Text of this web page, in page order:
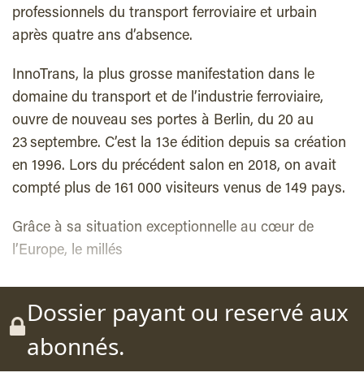
professionnels du transport ferroviaire et urbain
après quatre ans d’absence.
InnoTrans, la plus grosse manifestation dans le
domaine du transport et de l’industrie ferroviaire,
ouvre de nouveau ses portes à Berlin, du 20 au
23 septembre. C’est la 13e édition depuis sa création
en 1996. Lors du précédent salon en 2018, on avait
compté plus de 161 000 visiteurs venus de 149 pays.
Grâce à sa situation exceptionnelle au cœur de
l’Europe, le millés
Dossier payant ou reservé aux
abonnés.